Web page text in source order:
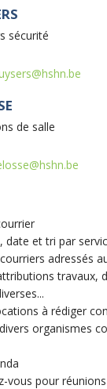
sécurité
de salle
date et tri par
adressés
travaux,
à rédiger
organismes
vous pour réunions